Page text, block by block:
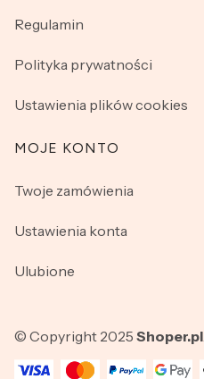
Regulamin
Polityka prywatności
Ustawienia plików cookies
MOJE KONTO
Twoje zamówienia
Ustawienia konta
Ulubione
© Copyright 2025 Shoper.pl